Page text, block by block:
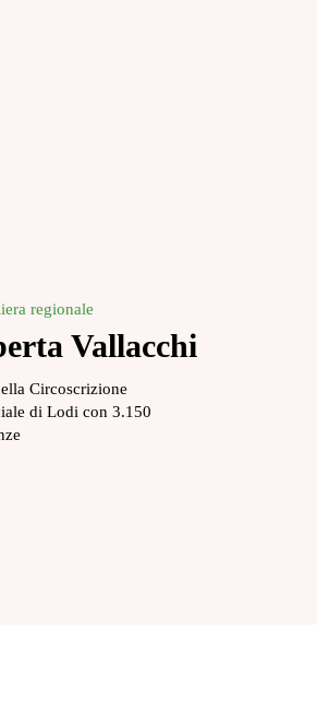
regionale
Vallacchi
Circoscrizione
di Lodi con 3.150